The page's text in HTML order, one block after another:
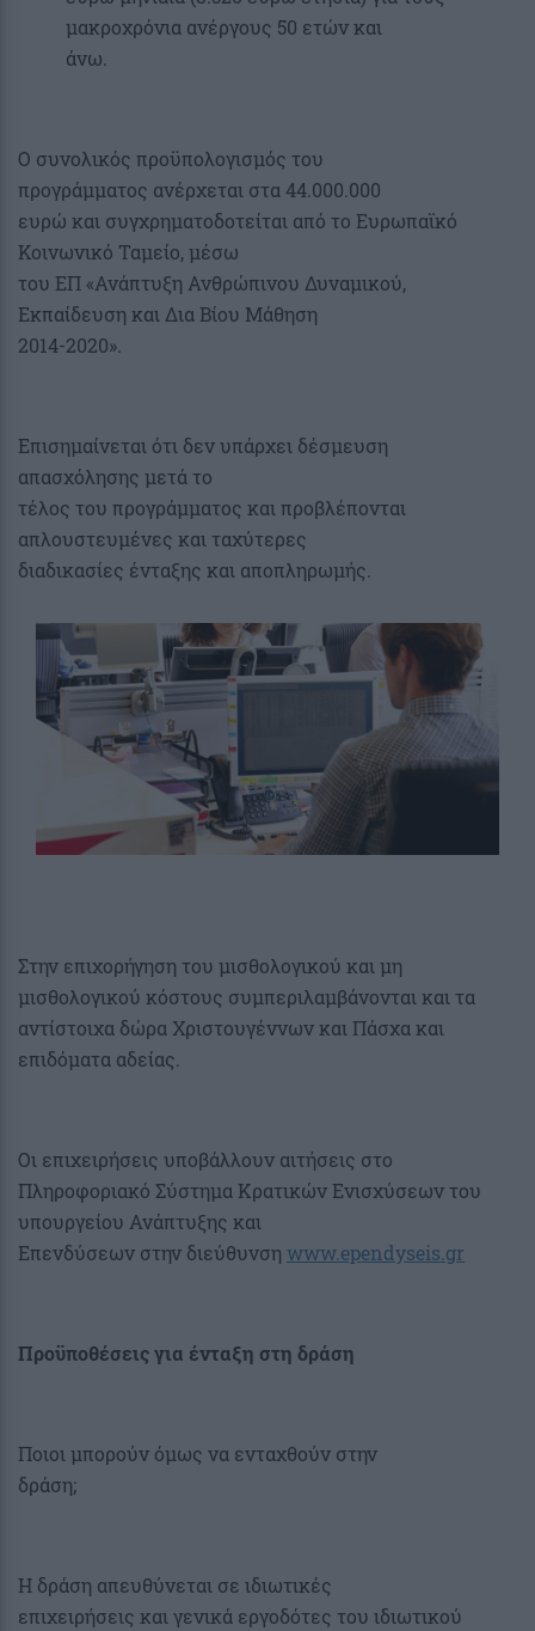
μακροχρόνια ανέργους 50 ετών και
άνω.
Ο συνολικός προϋπολογισμός του
προγράμματος ανέρχεται στα 44.000.000
ευρώ και συγχρηματοδοτείται από το Ευρωπαϊκό
Κοινωνικό Ταμείο, μέσω
του ΕΠ «Ανάπτυξη Ανθρώπινου Δυναμικού,
Εκπαίδευση και Δια Βίου Μάθηση
2014-2020».
Επισημαίνεται ότι δεν υπάρχει δέσμευση
απασχόλησης μετά το
τέλος του προγράμματος και προβλέπονται
απλουστευμένες και ταχύτερες
διαδικασίες ένταξης και αποπληρωμής.
Στην επιχορήγηση του μισθολογικού και μη
μισθολογικού κόστους συμπεριλαμβάνονται και τα
αντίστοιχα δώρα Χριστουγέννων και Πάσχα και
επιδόματα αδείας.
Οι επιχειρήσεις υποβάλλουν αιτήσεις στο
Πληροφοριακό Σύστημα Κρατικών Ενισχύσεων του
υπουργείου Ανάπτυξης και
Επενδύσεων στην διεύθυνση www.ependyseis.gr
Προϋποθέσεις για ένταξη στη δράση
Ποιοι μπορούν όμως να ενταχθούν στην
δράση;
Η δράση απευθύνεται σε ιδιωτικές
επιχειρήσεις και γενικά εργοδότες του ιδιωτικού